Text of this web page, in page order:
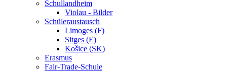
Schullandheim
Violau - Bilder
Schüleraustausch
Limoges (F)
Sitges (E)
Košice (SK)
Erasmus
Fair-Trade-Schule